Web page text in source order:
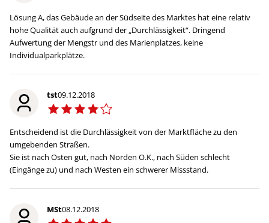
Lösung A, das Gebäude an der Südseite des Marktes hat eine relativ
hohe Qualität auch aufgrund der „Durchlässigkeit“. Dringend
Aufwertung der Mengstr und des Marienplatzes, keine
Individualparkplätze.
tst09.12.2018
Entscheidend ist die Durchlässigkeit von der Marktfläche zu den
umgebenden Straßen.
Sie ist nach Osten gut, nach Norden O.K., nach Süden schlecht
(Eingänge zu) und nach Westen ein schwerer Missstand.
MSt08.12.2018